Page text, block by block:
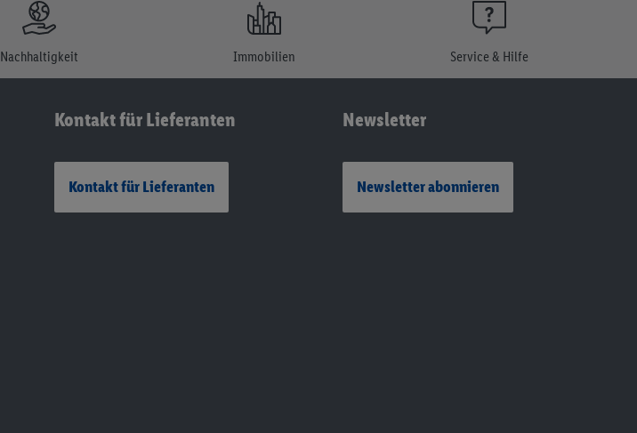
Nachhaltigkeit Immobilien Service & Hilfe
Kontakt für Lieferanten
Kontakt für Lieferanten
Newsletter
Newsletter abonnieren